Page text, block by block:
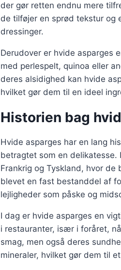
der gør retten endnu mere
de tilføjer en sprød tekstur og
dressinger.
Derudover er hvide asparges
med perlespelt, quinoa eller
deres alsidighed kan hvide
hvilket gør dem til en ideel
Historien bag
Hvide asparges har en lang
betragtet som en
Frankrig og Tyskland, hvor
blevet en fast bestanddel af
lejligheder som påske og
I dag er hvide asparges en
i restauranter, især i foråret,
smag, men også deres
mineraler, hvilket gør dem til